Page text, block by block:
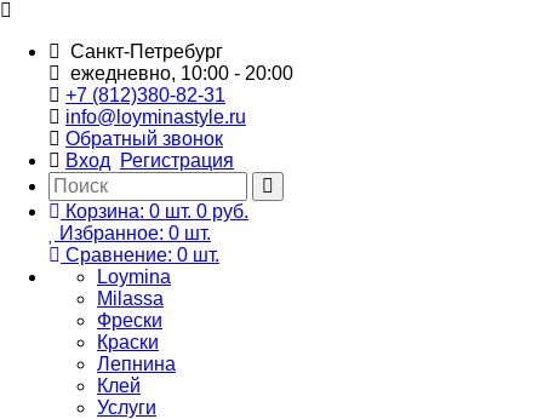
Санкт-Петребург
ежедневно, 10:00 - 20:00
+7 (812)380-82-31
info@loyminastyle.ru
Обратный звонок
Вход
Регистрация
Корзина: 0 шт. 0 руб.
Избранное: 0 шт.
Сравнение: 0 шт.
Loymina
Milassa
Фрески
Краски
Лепнина
Клей
Услуги